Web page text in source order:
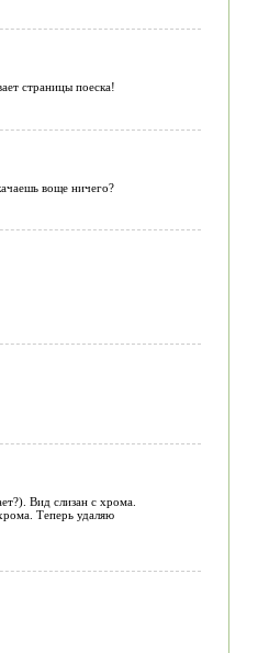
страницы поеска!
воще ничего?
Вид слизан с хрома.
Теперь удаляю